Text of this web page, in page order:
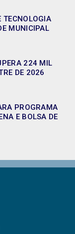
TECNOLOGIA
MUNICIPAL
224 MIL
DE 2026
PROGRAMA
E BOLSA DE